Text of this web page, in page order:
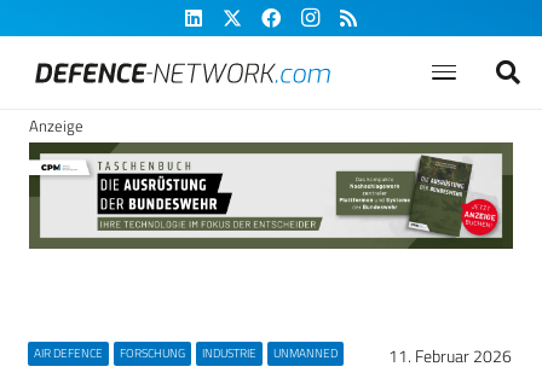
Anzeige
AIR DEFENCE FORSCHUNG INDUSTRIE UNMANNED 11. Februar 2026